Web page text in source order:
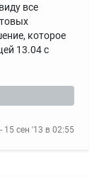
все
которое
13.04 с
15 сен '13 в 02:55